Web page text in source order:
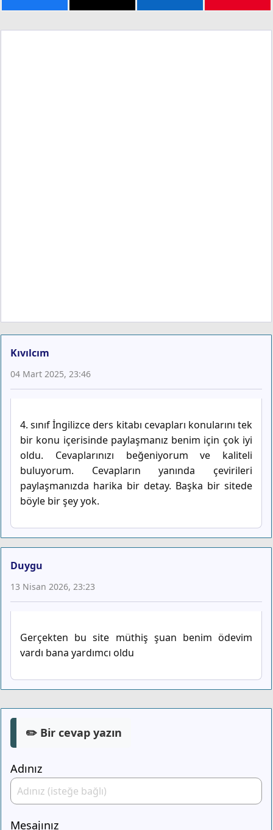
Kıvılcım
04 Mart 2025, 23:46
4. sınıf İngilizce ders kitabı cevapları konularını tek
bir konu içerisinde paylaşmanız benim için çok iyi
oldu. Cevaplarınızı beğeniyorum ve kaliteli
buluyorum. Cevapların yanında çevirileri
paylaşmanızda harika bir detay. Başka bir sitede
böyle bir şey yok.
Duygu
13 Nisan 2026, 23:23
Gerçekten bu site müthiş şuan benim ödevim
vardı bana yardımcı oldu
✏️ Bir cevap yazın
Adınız
Mesajınız